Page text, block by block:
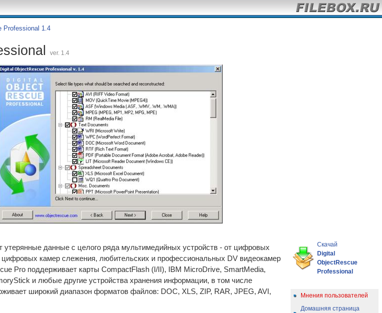
Professional 1.4
ver. 1.4
утерянные данные с целого ряда мультимедийных устройств - от цифровых
камер слежения, любительских и профессиональных DV видеокамер
Pro поддерживает карты CompactFlash (I/II), IBM MicroDrive, SmartMedia,
и любые другие устройства хранения информации, в том числе
широкий диапазон форматов файлов: DOC, XLS, ZIP, RAR, JPEG, AVI,
Скачай
Digital
ObjectRescue
Professional
Мнения пользователей
Домашняя страница